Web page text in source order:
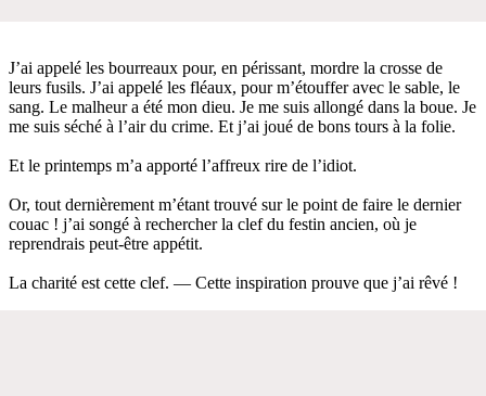
J’ai appelé les bourreaux pour, en périssant, mordre la crosse de
leurs fusils. J’ai appelé les fléaux, pour m’étouffer avec le sable, le
sang. Le malheur a été mon dieu. Je me suis allongé dans la boue. Je
me suis séché à l’air du crime. Et j’ai joué de bons tours à la folie.
Et le printemps m’a apporté l’affreux rire de l’idiot.
Or, tout dernièrement m’étant trouvé sur le point de faire le dernier
couac ! j’ai songé à rechercher la clef du festin ancien, où je
reprendrais peut-être appétit.
La charité est cette clef. — Cette inspiration prouve que j’ai rêvé !